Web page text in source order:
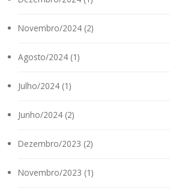
Novembro/2024 (2)
Agosto/2024 (1)
Julho/2024 (1)
Junho/2024 (2)
Dezembro/2023 (2)
Novembro/2023 (1)